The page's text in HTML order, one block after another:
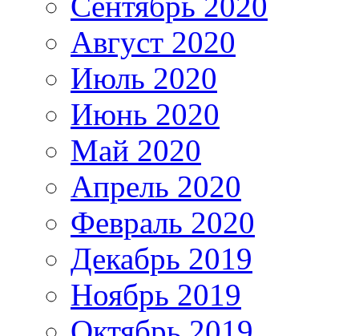
Август 2020
Июль 2020
Июнь 2020
Май 2020
Апрель 2020
Февраль 2020
Декабрь 2019
Ноябрь 2019